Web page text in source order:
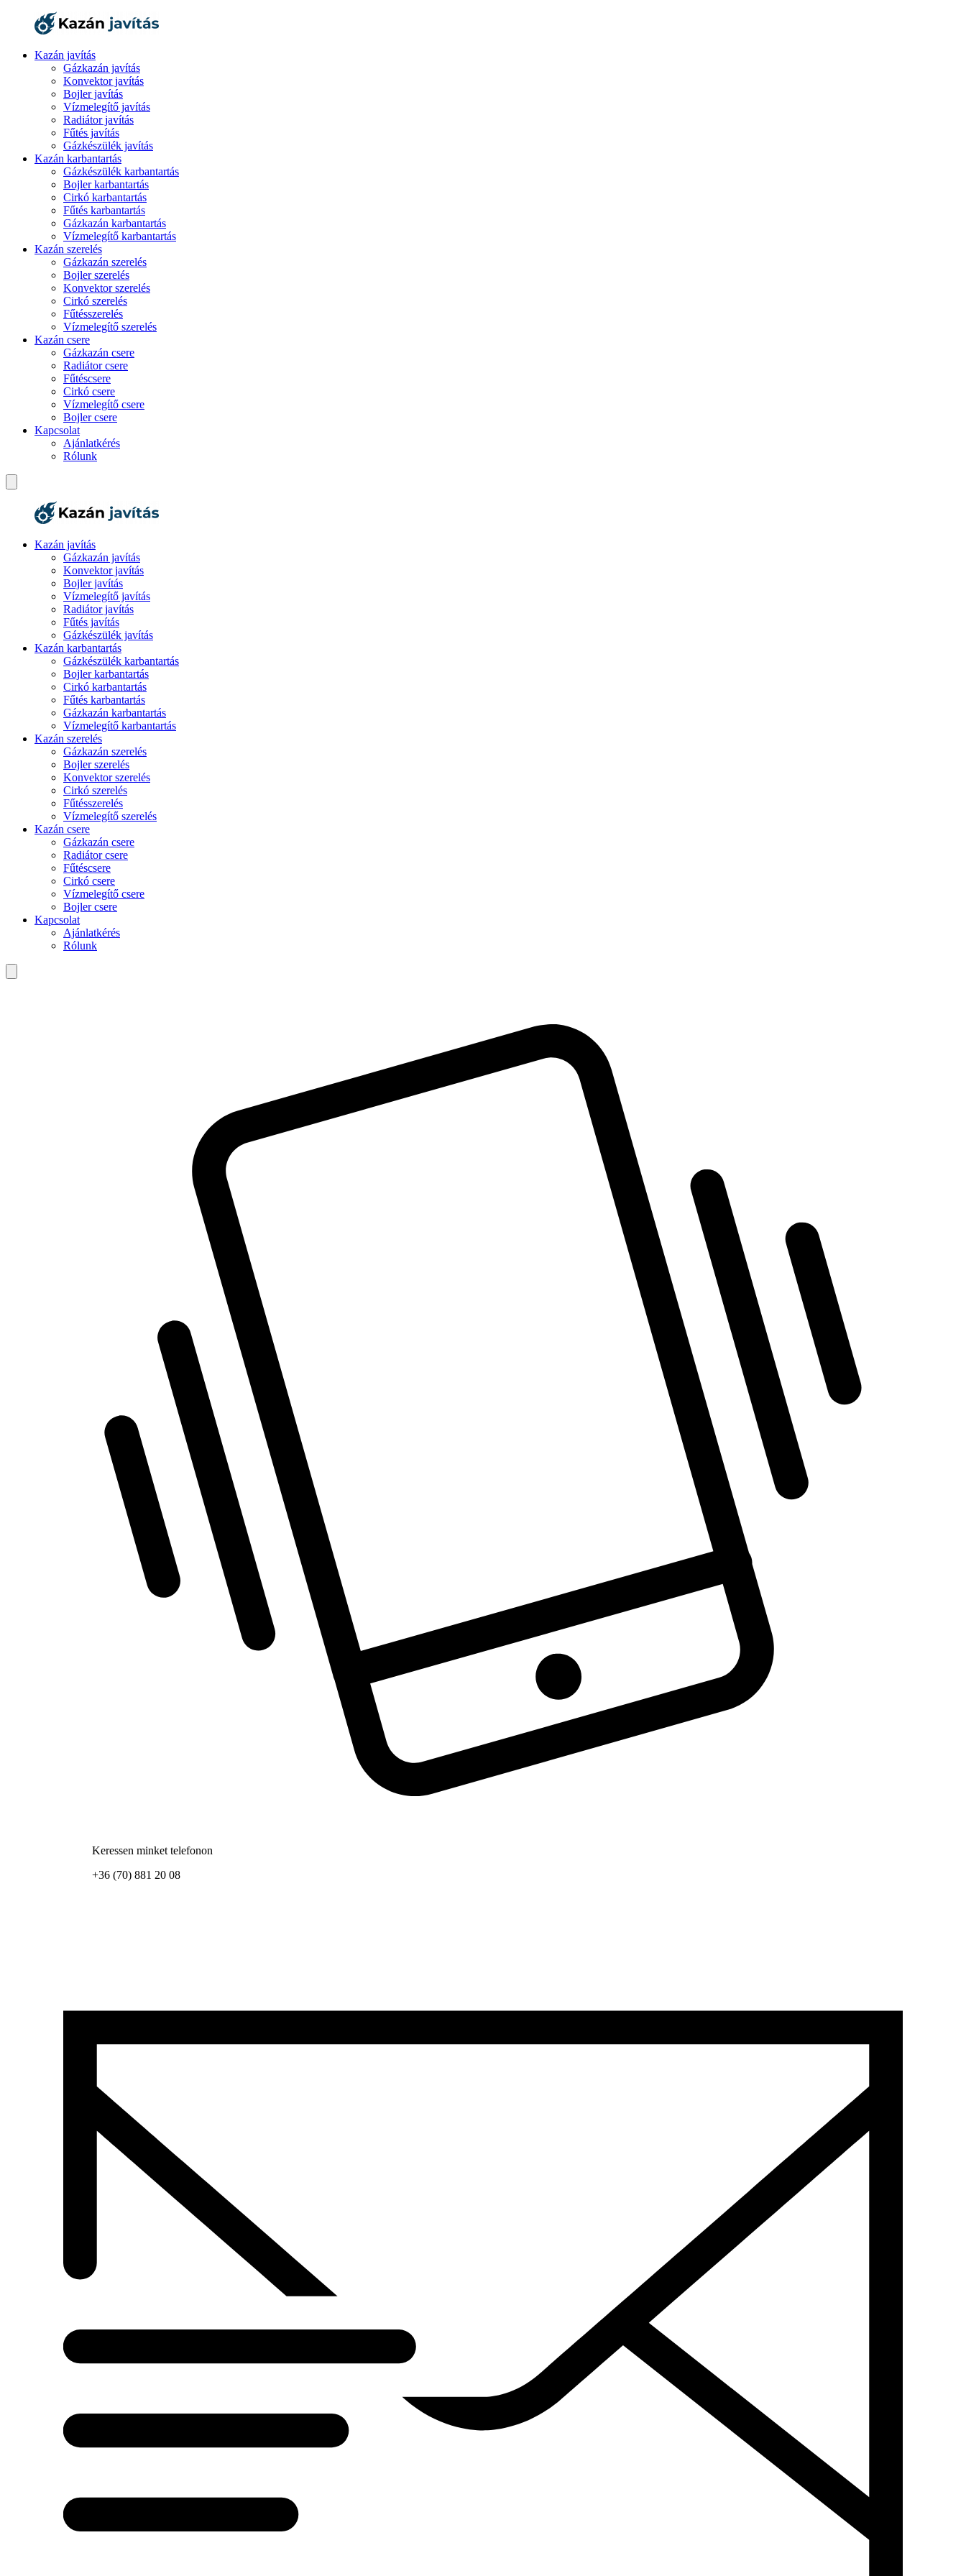
Kazán javítás
Gázkazán javítás
Konvektor javítás
Bojler javítás
Vízmelegítő javítás
Radiátor javítás
Fűtés javítás
Gázkészülék javítás
Kazán karbantartás
Gázkészülék karbantartás
Bojler karbantartás
Cirkó karbantartás
Fűtés karbantartás
Gázkazán karbantartás
Vízmelegítő karbantartás
Kazán szerelés
Gázkazán szerelés
Bojler szerelés
Konvektor szerelés
Cirkó szerelés
Fűtésszerelés
Vízmelegítő szerelés
Kazán csere
Gázkazán csere
Radiátor csere
Fűtéscsere
Cirkó csere
Vízmelegítő csere
Bojler csere
Kapcsolat
Ajánlatkérés
Rólunk
Kazán javítás
Gázkazán javítás
Konvektor javítás
Bojler javítás
Vízmelegítő javítás
Radiátor javítás
Fűtés javítás
Gázkészülék javítás
Kazán karbantartás
Gázkészülék karbantartás
Bojler karbantartás
Cirkó karbantartás
Fűtés karbantartás
Gázkazán karbantartás
Vízmelegítő karbantartás
Kazán szerelés
Gázkazán szerelés
Bojler szerelés
Konvektor szerelés
Cirkó szerelés
Fűtésszerelés
Vízmelegítő szerelés
Kazán csere
Gázkazán csere
Radiátor csere
Fűtéscsere
Cirkó csere
Vízmelegítő csere
Bojler csere
Kapcsolat
Ajánlatkérés
Rólunk
Keressen minket telefonon
+36 (70) 881 20 08